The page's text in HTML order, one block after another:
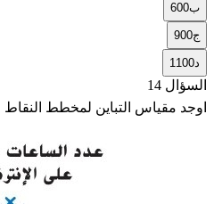
ب600
ج900
1100
السؤال 14
اوجد مقياس التباين لمخطط النقاط